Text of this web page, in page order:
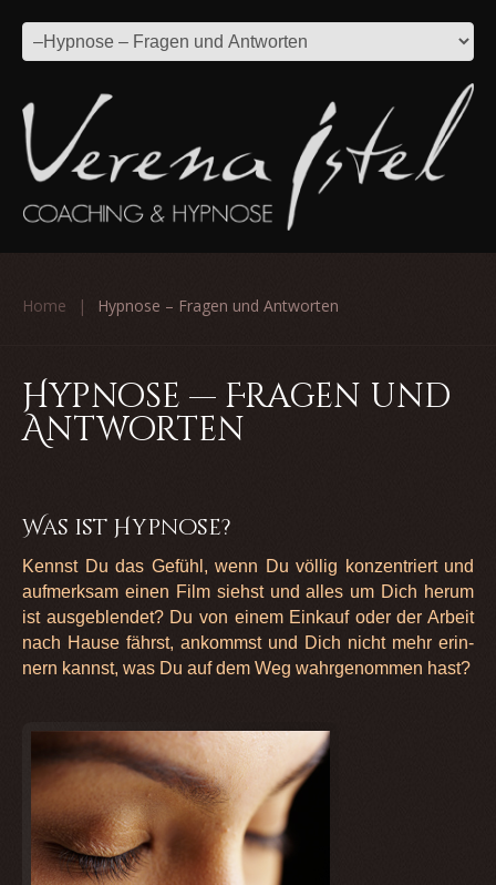
Home Hypnose – Fragen und Antworten
Hypnose — Fragen und
Antworten
Was ist Hypnose?
Kennst Du das Gefühl, wenn Du völ­lig kon­zen­triert und
auf­merk­sam einen Film siehst und alles um Dich herum
ist aus­ge­blen­det? Du von einem Ein­kauf oder der Arbeit
nach Hause fährst, ankommst und Dich nicht mehr erin­
nern kannst, was Du auf dem Weg wahr­ge­nom­men hast?